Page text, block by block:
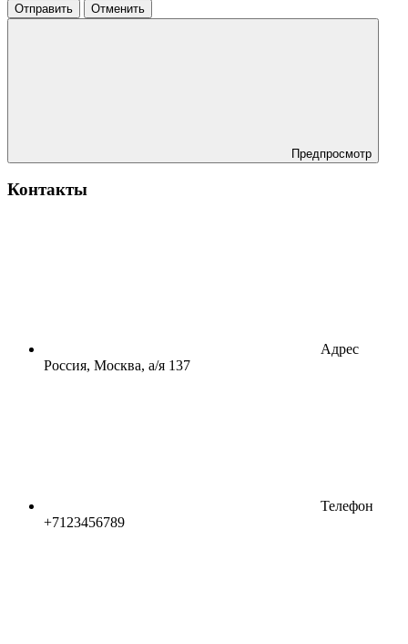
Отправить Отменить
Предпросмотр
Контакты
Адрес
Россия, Москва, а/я 137
Телефон
+7123456789